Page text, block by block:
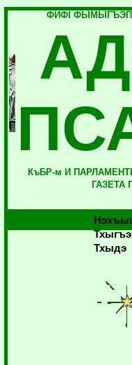
ФИФI
КъБР-м И
ГАЗЕТА
Тхыдэ